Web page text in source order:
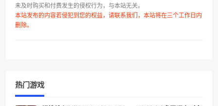
未及时购买和付费发生的侵权行为，与本站无关。
本站发布的内容若侵犯到您的权益，请联系我们，本站将在三个工作日内
删除。
热门游戏